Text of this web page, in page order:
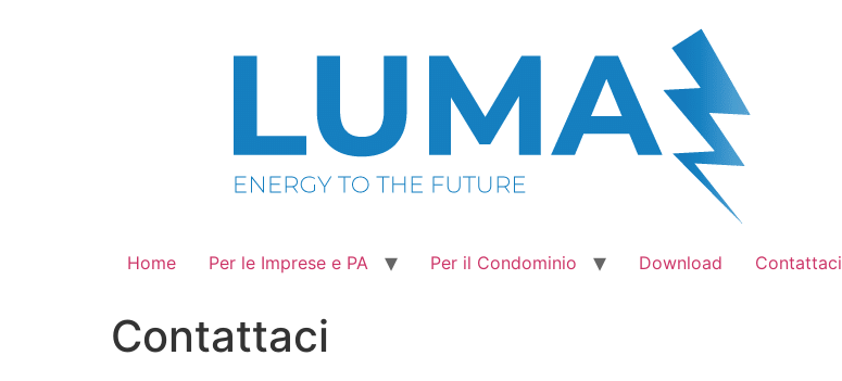
Home Per le Imprese e PA Per il Condominio Download Contattaci
Contattaci